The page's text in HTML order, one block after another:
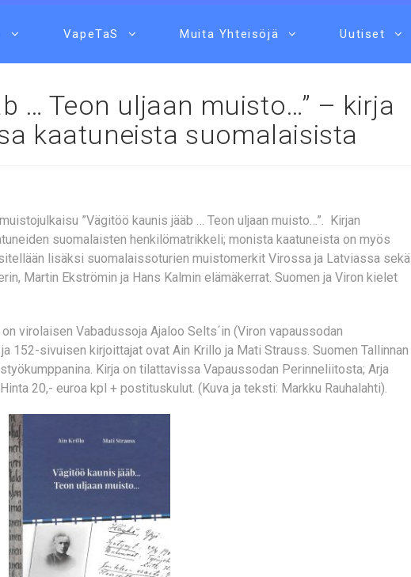
VapeTaS Muita Yhteisöjä Uutiset
… Teon uljaan muisto…” – kirja
kaatuneista suomalaisista
”Vägitöö kaunis jääb … Teon uljaan muisto…”. Kirjan
suomalaisten henkilömatrikkeli; monista kaatuneista on myös
lisäksi suomalaissoturien muistomerkit Virossa ja Latviassa sekä
Martin Ekströmin ja Hans Kalmin elämäkerrat. Suomen ja Viron kielet
virolaisen Vabadussoja Ajaloo Selts´in (Viron vapaussodan
152-sivuisen kirjoittajat ovat Ain Krillo ja Mati Strauss. Suomen Tallinnan
Kirja on tilattavissa Vapaussodan Perinneliitosta; Arja
20,- euroa kpl + postituskulut. (Kuva ja teksti: Markku Rauhalahti).